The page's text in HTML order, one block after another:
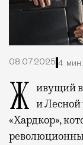
08.07.2025 4
Живущий в доме на углу 1-й Тверской-Ямской и
«Хардкор»,